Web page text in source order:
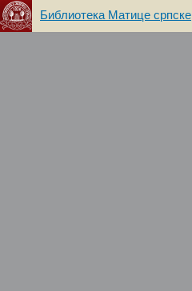
Библиотека Матице српске